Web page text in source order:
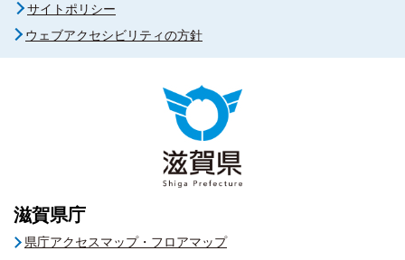
サイトポリシー
ウェブアクセシビリティの方針
滋賀県庁
県庁アクセスマップ・フロアマップ